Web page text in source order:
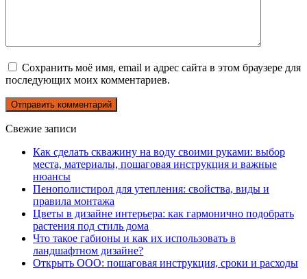
Сохранить моё имя, email и адрес сайта в этом браузере для
последующих моих комментариев.
Свежие записи
Как сделать скважину на воду своими руками: выбор
места, материалы, пошаговая инструкция и важные
нюансы
Пенополистирол для утепления: свойства, виды и
правила монтажа
Цветы в дизайне интерьера: как гармонично подобрать
растения под стиль дома
Что такое габионы и как их использовать в
ландшафтном дизайне?
Открыть ООО: пошаговая инструкция, сроки и расходы